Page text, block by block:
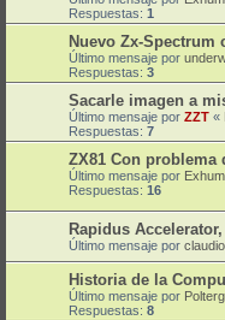
Respuestas: 1
Nuevo Zx-Spectrum
Último mensaje por
Respuestas: 3
Sacarle imagen a
Último mensaje por ZZT «
Respuestas: 7
ZX81 Con problema
Último mensaje por
Respuestas: 16
Rapidus
Último mensaje por
Historia de la
Último mensaje por
Respuestas: 8